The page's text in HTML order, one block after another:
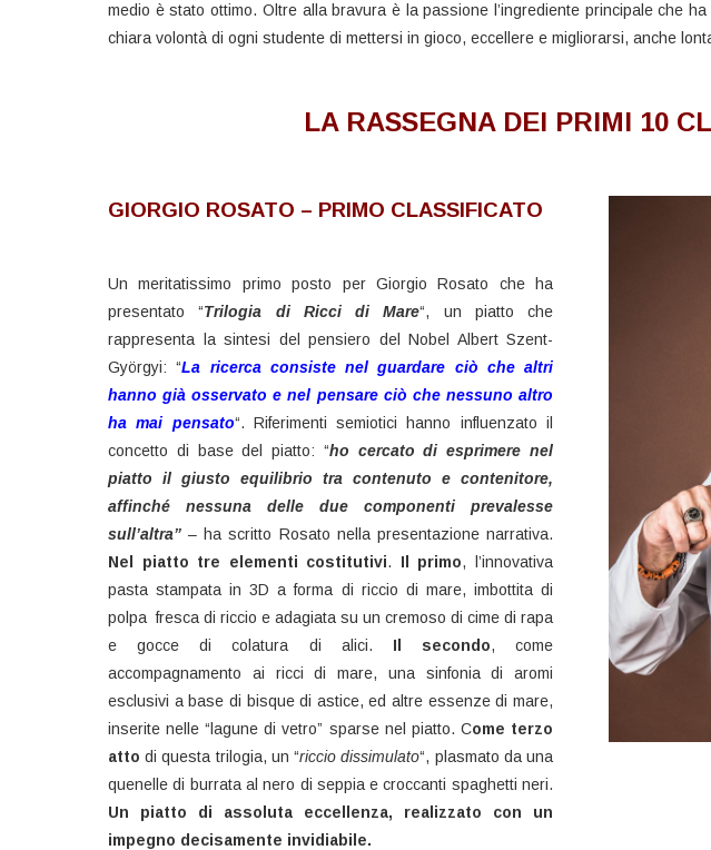
medio è stato ottimo. Oltre alla bravura è la passione l’ingrediente principale che
chiara volontà di ogni studente di mettersi in gioco, eccellere e migliorarsi, anche
LA RASSEGNA DEI PRIMI 10
GIORGIO ROSATO – PRIMO CLASSIFICATO
Un meritatissimo primo posto per Giorgio Rosato che ha
presentato “Trilogia di Ricci di Mare“, un piatto che
rappresenta la sintesi del pensiero del Nobel Albert Szent-
Györgyi: “La ricerca consiste nel guardare ciò che altri
hanno già osservato e nel pensare ciò che nessuno altro
ha mai pensato“. Riferimenti semiotici hanno influenzato il
concetto di base del piatto: “ho cercato di esprimere nel
piatto il giusto equilibrio tra contenuto e contenitore,
affinché nessuna delle due componenti prevalesse
sull’altra” – ha scritto Rosato nella presentazione narrativa.
Nel piatto tre elementi costitutivi. Il primo, l’innovativa
pasta stampata in 3D a forma di riccio di mare, imbottita di
polpa fresca di riccio e adagiata su un cremoso di cime di rapa
e gocce di colatura di alici. Il secondo, come
accompagnamento ai ricci di mare, una sinfonia di aromi
esclusivi a base di bisque di astice, ed altre essenze di mare,
inserite nelle “lagune di vetro” sparse nel piatto. Come terzo
atto di questa trilogia, un “riccio dissimulato“, plasmato da una
quenelle di burrata al nero di seppia e croccanti spaghetti neri.
Un piatto di assoluta eccellenza, realizzato con un
impegno decisamente invidiabile.